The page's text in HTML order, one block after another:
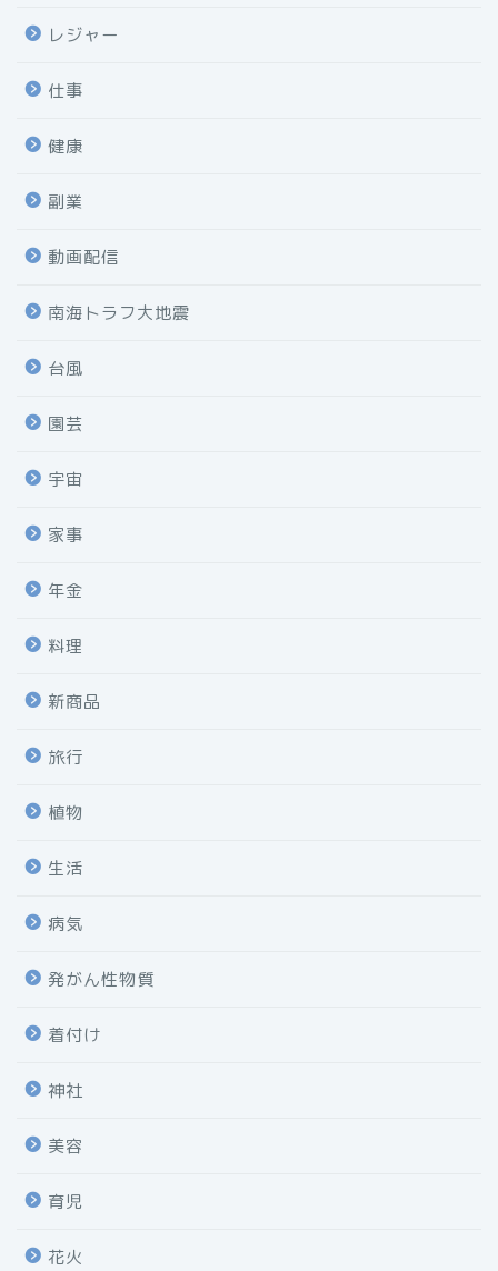
レジャー
仕事
健康
副業
動画配信
南海トラフ大地震
台風
園芸
宇宙
家事
年金
料理
新商品
旅行
植物
生活
病気
発がん性物質
着付け
神社
美容
育児
花火